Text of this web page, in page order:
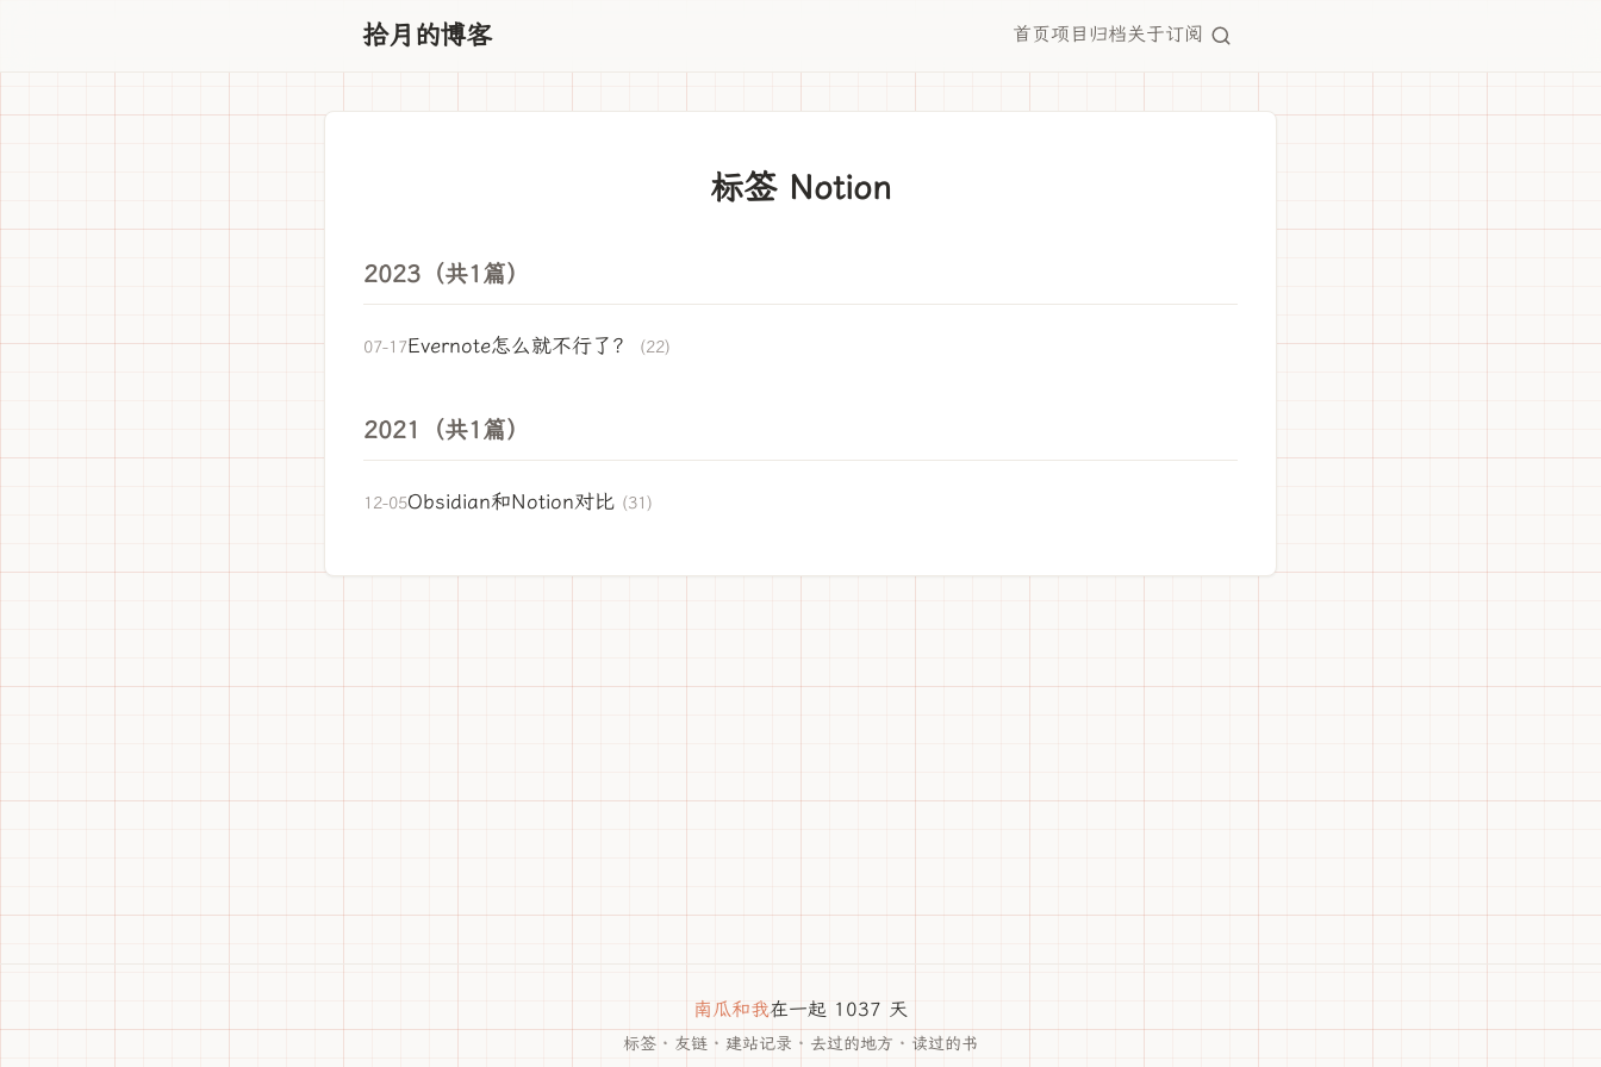
拾月的博客 首页项目 归档关于订阅
标签 Notion
2023（共1篇）
07-17Evernote怎么就不行了？ (22)
2021（共1篇）
12-05Obsidian和Notion对比 (31)
南瓜和我在一起 1037 天
标签 · 友链 · 建站记录 · 去过的地方 · 读过的书